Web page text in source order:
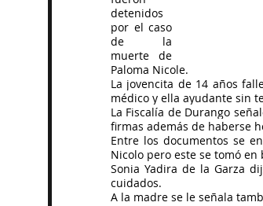
detenidos
por el caso
de la
muerte de
Paloma Nicole.
La jovencita de 14 años
médico y ella ayudante sin
La Fiscalía de Durango
firmas además de haberse
Entre los documentos se
Nicolo pero este se tomó
Sonia Yadira de la Garza
cuidados.
A la madre se le señala